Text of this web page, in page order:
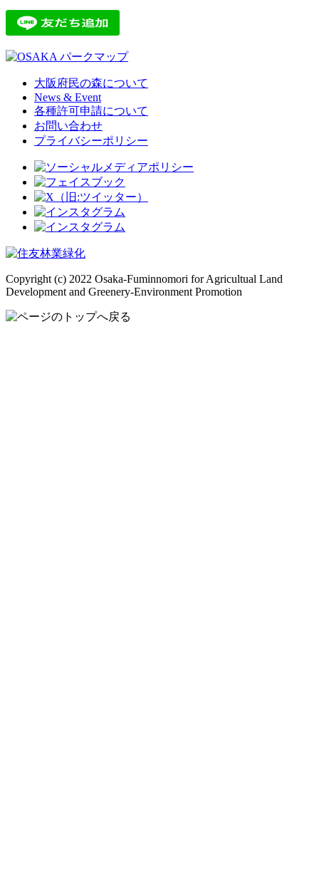
大阪府民の森について
News & Event
各種許可申請について
お問い合わせ
プライバシーポリシー
Copyright (c) 2022 Osaka-Fuminnomori for Agricultual Land
Development and Greenery-Environment Promotion